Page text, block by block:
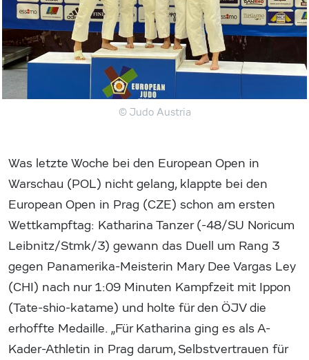
© Judo Austria
Was letzte Woche bei den European Open in
Warschau (POL) nicht gelang, klappte bei den
European Open in Prag (CZE) schon am ersten
Wettkampftag: Katharina Tanzer (-48/SU Noricum
Leibnitz/Stmk/3) gewann das Duell um Rang 3
gegen Panamerika-Meisterin Mary Dee Vargas Ley
(CHI) nach nur 1:09 Minuten Kampfzeit mit Ippon
(Tate-shio-katame) und holte für den ÖJV die
erhoffte Medaille. „Für Katharina ging es als A-
Kader-Athletin in Prag darum, Selbstvertrauen für